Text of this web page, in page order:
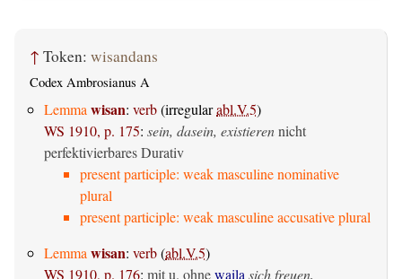
↑ Token: wisandans
Codex Ambrosianus A
Lemmawisan: verb(irregularabl.V.5)
WS 1910, p. 175: sein, dasein, existierennicht
perfektivierbares Durativ
present participle: weak masculine nominative
plural
present participle: weak masculine accusative plural
Lemmawisan: verb(abl.V.5)
WS 1910, p. 176: mit u. ohnewailasich freuen,